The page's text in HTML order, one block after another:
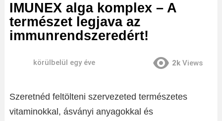
IMUNEX alga komplex – A
természet legjava az
immunrendszeredért!
körülbelül egy éve 2k Views
Szeretnéd feltölteni szervezeted természetes
vitaminokkal, ásványi anyagokkal és